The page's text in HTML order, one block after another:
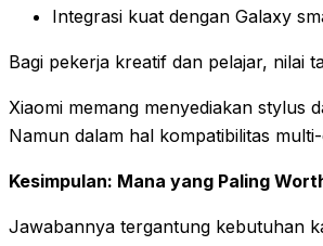
Integrasi kuat dengan Galaxy
Bagi pekerja kreatif dan pelajar, nilai
Xiaomi memang menyediakan stylus
Namun dalam hal kompatibilitas
Kesimpulan: Mana yang Paling
Jawabannya tergantung kebutuhan